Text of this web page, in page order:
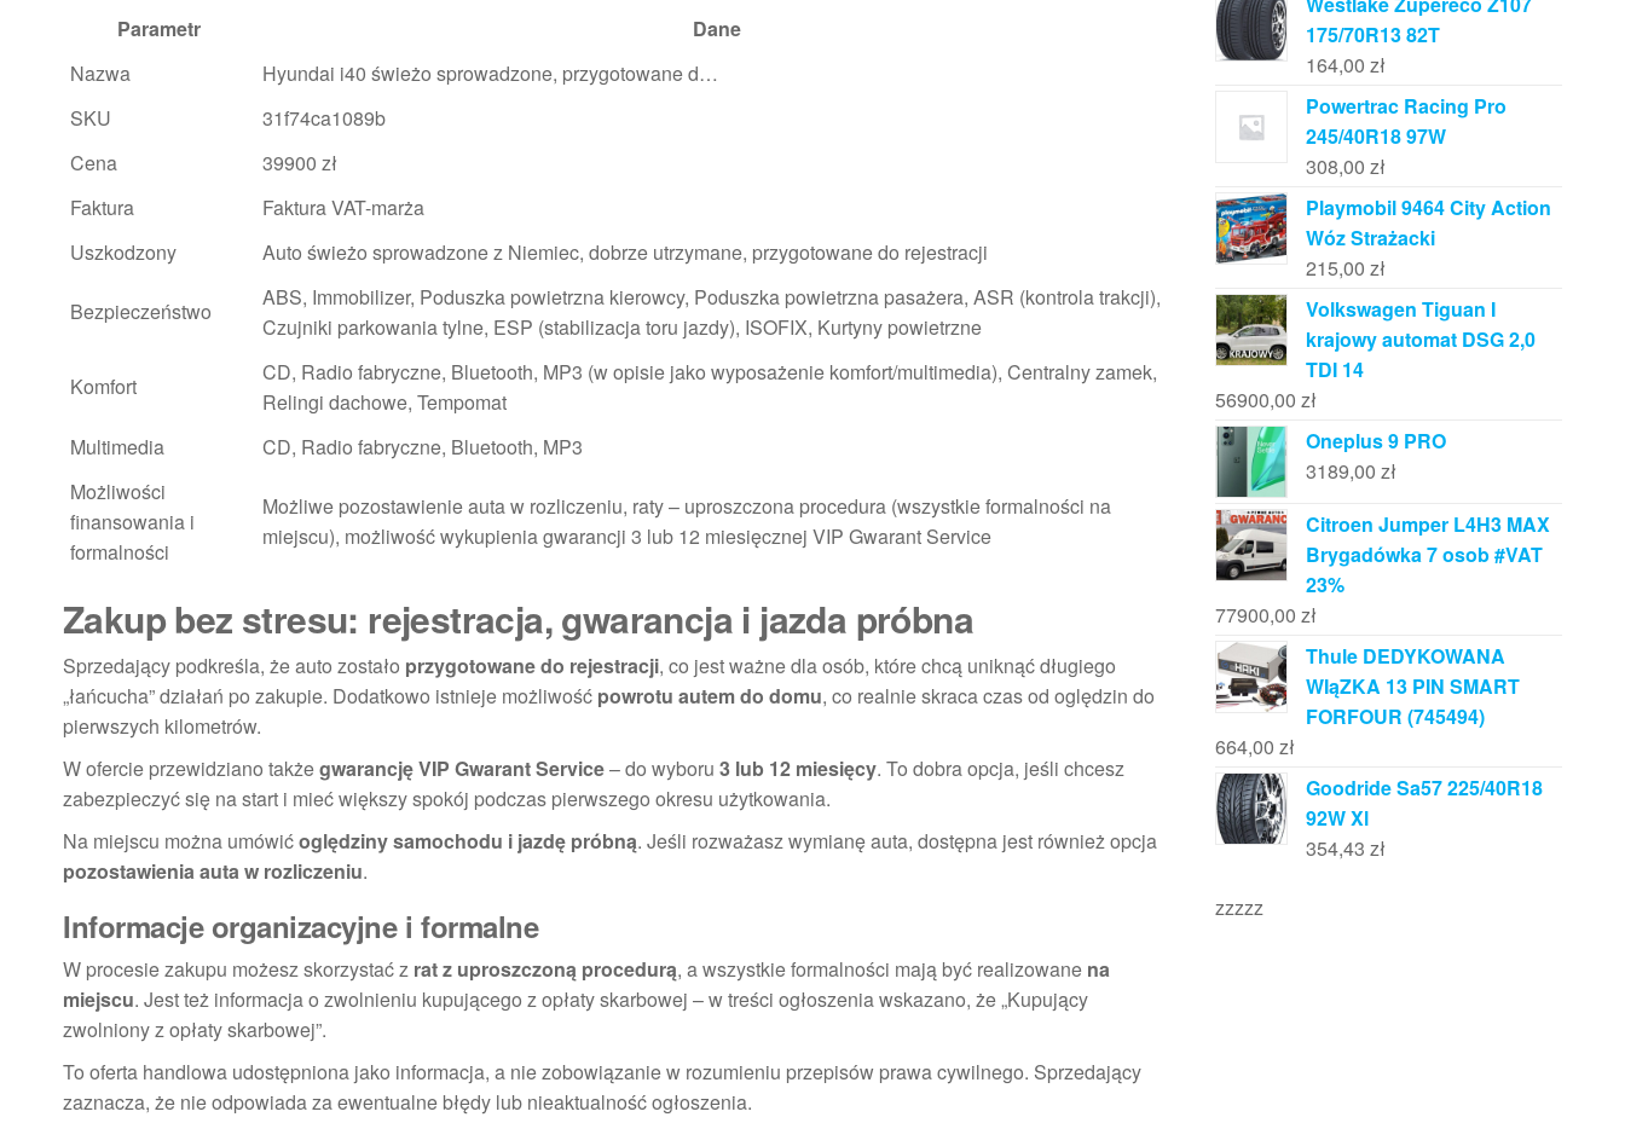
Parametr
Dane
Nazwa
Hyundai i40 świeżo sprowadzone, przygotowane d…
SKU
31f74ca1089b
Cena
39900 zł
Faktura
Faktura VAT-marża
Uszkodzony
Auto świeżo sprowadzone z Niemiec, dobrze utrzymane, przygotowane do rejestracji
Bezpieczeństwo
ABS, Immobilizer, Poduszka powietrzna kierowcy, Poduszka powietrzna pasażera, ASR (kontrola trakcji),
Czujniki parkowania tylne, ESP (stabilizacja toru jazdy), ISOFIX, Kurtyny powietrzne
Komfort
CD, Radio fabryczne, Bluetooth, MP3 (w opisie jako wyposażenie komfort/multimedia), Centralny zamek,
Relingi dachowe, Tempomat
Multimedia
CD, Radio fabryczne, Bluetooth, MP3
Możliwości
finansowania i
formalności
Możliwe pozostawienie auta w rozliczeniu, raty – uproszczona procedura (wszystkie formalności na
miejscu), możliwość wykupienia gwarancji 3 lub 12 miesięcznej VIP Gwarant Service
Zakup bez stresu: rejestracja, gwarancja i jazda próbna
Sprzedający podkreśla, że auto zostało przygotowane do rejestracji, co jest ważne dla osób, które chcą uniknąć długiego
„łańcucha” działań po zakupie. Dodatkowo istnieje możliwość powrotu autem do domu, co realnie skraca czas od oględzin do
pierwszych kilometrów.
W ofercie przewidziano takżegwarancję VIP Gwarant Service– do wyboru 3 lub 12 miesięcy. To dobra opcja, jeśli chcesz
zabezpieczyć się na start i mieć większy spokój podczas pierwszego okresu użytkowania.
Na miejscu można umówićoględziny samochodu i jazdę próbną. Jeśli rozważasz wymianę auta, dostępna jest również opcja
pozostawienia auta w rozliczeniu.
Informacje organizacyjne i formalne
W procesie zakupu możesz skorzystać z rat z uproszczoną procedurą, a wszystkie formalności mają być realizowane na
miejscu. Jest też informacja o zwolnieniu kupującego z opłaty skarbowej – w treści ogłoszenia wskazano, że „Kupujący
zwolniony z opłaty skarbowej”.
To oferta handlowa udostępniona jako informacja, a nie zobowiązanie w rozumieniu przepisów prawa cywilnego. Sprzedający
zaznacza, że nie odpowiada za ewentualne błędy lub nieaktualność ogłoszenia.
175/70R13 82T
164,00 zł
Powertrac Racing Pro
245/40R18 97W
308,00 zł
Playmobil 9464 City Action
Wóz Strażacki
215,00 zł
Volkswagen Tiguan I
krajowy automat DSG 2,0
TDI 14
56900,00 zł
Oneplus 9 PRO
3189,00 zł
Citroen Jumper L4H3 MAX
Brygadówka 7 osob #VAT
23%
77900,00 zł
Thule DEDYKOWANA
WIąZKA 13 PIN SMART
FORFOUR (745494)
664,00 zł
Goodride Sa57 225/40R18
92W Xl
354,43 zł
zzzzz